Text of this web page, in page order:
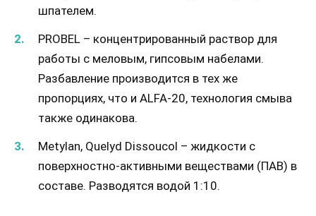
шпателем.
PROBEL – концентрированный раствор для
работы с меловым, гипсовым набелами.
Разбавление производится в тех же
пропорциях, что и ALFA-20, технология смыва
также одинакова.
Metylan, Quelyd Dissoucol – жидкости с
поверхностно-активными веществами (ПАВ) в
составе. Разводятся водой 1:10.